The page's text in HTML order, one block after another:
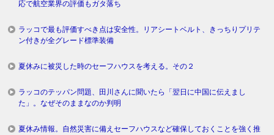
応で航空業界の評価もガタ落ち
ラッコで最も評価すべき点は安全性。リアシートベルト、きっちりプリテ
ン付きが全グレード標準装備
夏休みに被災した時のセーフハウスを考える。その２
ラッコのテッパン問題、田川さんに聞いたら「翌日に中国に伝えまし
た」。なぜそのままなのか判明
夏休み情報。自然災害に備えセーフハウスなど確保しておくことを強く推